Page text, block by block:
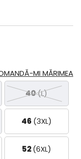
MI MĂRIMEA
40(L)
46 (3XL)
52(6XL)